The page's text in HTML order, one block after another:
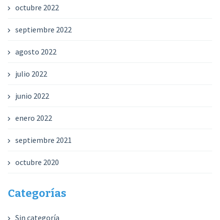
octubre 2022
septiembre 2022
agosto 2022
julio 2022
junio 2022
enero 2022
septiembre 2021
octubre 2020
Categorías
Sin categoría